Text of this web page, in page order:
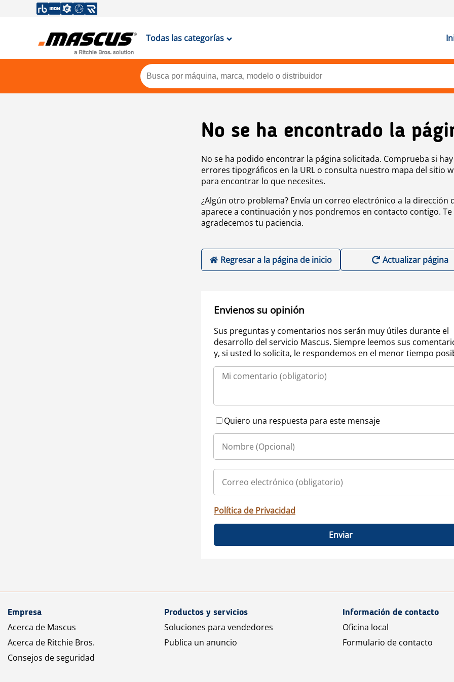
Todas las categorías
No se ha encontrado la
No se ha podido encontrar la página solicitada. Comprueba si hay
errores tipográficos en la URL o consulta nuestro mapa del sitio
para encontrar lo que necesites.
¿Algún otro problema? Envía un correo electrónico a la dirección
aparece a continuación y nos pondremos en contacto contigo. Te
agradecemos tu paciencia.
Regresar a la página de inicio Actualizar página
Envienos su opinión
Sus preguntas y comentarios nos serán muy útiles durante el
desarrollo del servicio Mascus. Siempre leemos sus
y, si usted lo solicita, le respondemos en el menor tiempo
Quiero una respuesta para este mensaje
Política de Privacidad
Enviar
Empresa
Acerca de Mascus
Acerca de Ritchie Bros.
Consejos de seguridad
Productos y servicios
Soluciones para vendedores
Publica un anuncio
Información de contacto
Oficina local
Formulario de contacto